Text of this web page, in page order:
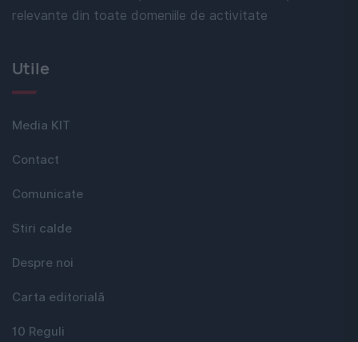
relevante din toate domeniile de activitate
Utile
Media KIT
Contact
Comunicate
Stiri calde
Despre noi
Carta editorială
10 Reguli